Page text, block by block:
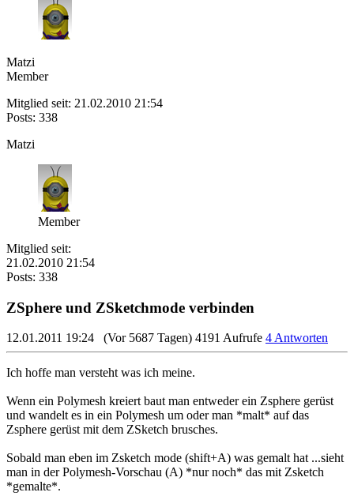
Matzi
Member
Mitglied seit: 21.02.2010 21:54
Posts: 338
Matzi
Member
Mitglied seit:
21.02.2010 21:54
Posts: 338
ZSphere und ZSketchmode verbinden
12.01.2011 19:24 (Vor 5687 Tagen) 4191 Aufrufe 4 Antworten
Ich hoffe man versteht was ich meine.
Wenn ein Polymesh kreiert baut man entweder ein Zsphere gerüst
und wandelt es in ein Polymesh um oder man *malt* auf das
Zsphere gerüst mit dem ZSketch brusches.
Sobald man eben im Zsketch mode (shift+A) was gemalt hat ...sieht
man in der Polymesh-Vorschau (A) *nur noch* das mit Zsketch
*gemalte*.